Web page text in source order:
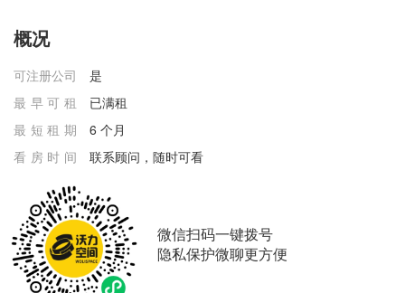
概况
可注册公司
是
最早可租
已满租
最短租期
6 个月
看房时间
联系顾问，随时可看
微信扫码一键拨号
隐私保护微聊更方便